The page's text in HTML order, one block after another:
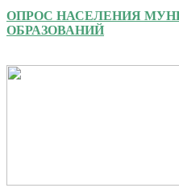
ОПРОС НАСЕЛЕНИЯ
ОБРАЗОВАНИЙ